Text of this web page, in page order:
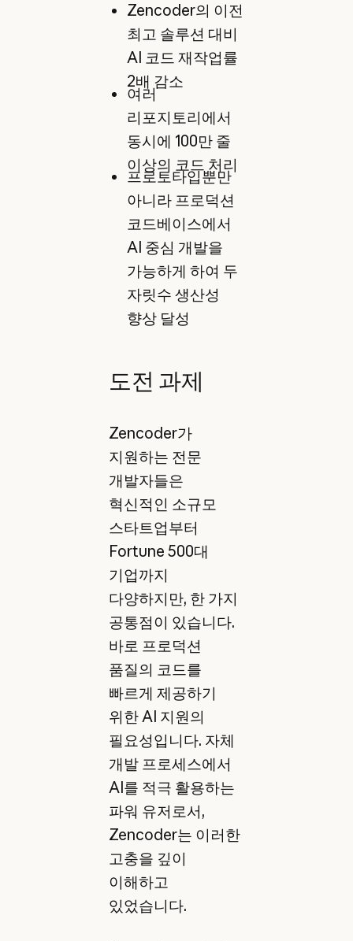
Zencoder의 이전
최고 솔루션 대비
AI 코드 재작업률
2배 감소
여러
리포지토리에서
동시에 100만 줄
이상의 코드 처리
프로토타입뿐만
아니라 프로덕션
코드베이스에서
AI 중심 개발을
가능하게 하여 두
자릿수 생산성
향상 달성
도전 과제
Zencoder가
지원하는 전문
개발자들은
혁신적인 소규모
스타트업부터
Fortune 500대
기업까지
다양하지만, 한 가지
공통점이 있습니다.
바로 프로덕션
품질의 코드를
빠르게 제공하기
위한 AI 지원의
필요성입니다. 자체
개발 프로세스에서
AI를 적극 활용하는
파워 유저로서,
Zencoder는 이러한
고충을 깊이
이해하고
있었습니다.